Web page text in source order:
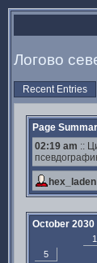
Логово
Recent Entries
Page
02:19 am ::
hex_laden
October 2030
1
5